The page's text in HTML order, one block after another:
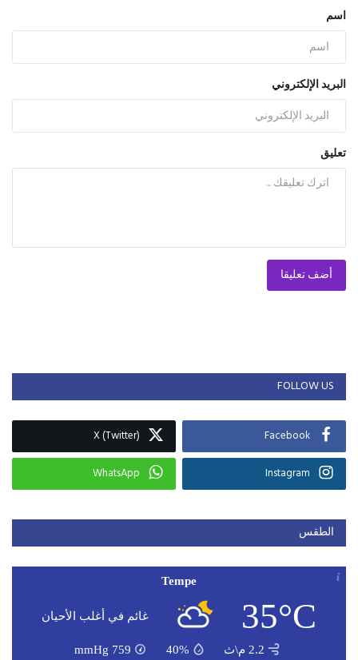
اسم
البريد الإلكتروني
تعليق
أضف تعليقا
FOLLOW US
Facebook
X (Twitter)
Instagram
WhatsApp
الطقس
Tempe
35°C غائم في أغلب الأحيان
2.2 م\ث 40%
759
mmHg